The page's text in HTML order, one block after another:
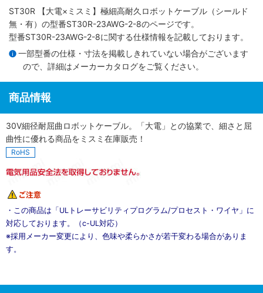
ST30R 【大電×ミスミ】極細高耐久ロボットケーブル（シールド
無・有） の型番ST30R-23AWG-2-8のページです。
型番ST30R-23AWG-2-8に関する仕様情報を記載しております。
一部型番の仕様・寸法を掲載しきれていない場合がございます
ので、詳細は メーカーカタログをご覧ください。
商品情報
30V細径耐屈曲ロボットケーブル。「大電」との協業で、細さと屈
曲性に優れる商品をミスミ在庫販売！
RoHS
・この商品は「ULトレーサビリティプログラム/プロセスト・ワイヤ」に
対応しております。（c-UL対応）
※採用メーカー変更により、色味や柔らかさが若干変わる場合がありま
す。